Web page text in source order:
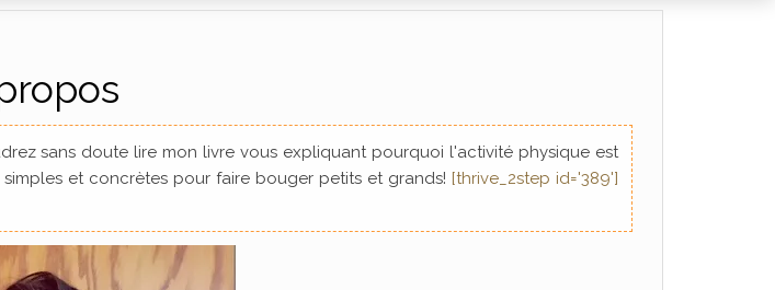
sans doute lire mon livre vous expliquant pourquoi l'activité physique est
et concrètes pour faire bouger petits et grands! [thrive_2step id='389']